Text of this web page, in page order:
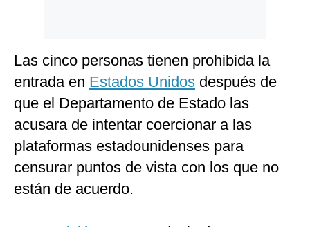
Las cinco personas tienen prohibida la
entrada en Estados Unidos después de
que el Departamento de Estado las
acusara de intentar coercionar a las
plataformas estadounidenses para
censurar puntos de vista con los que no
están de acuerdo.